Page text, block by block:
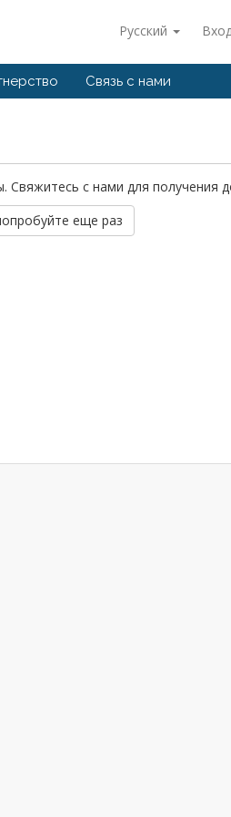
Русский
Связь с нами
Свяжитесь с нами для получения
еще раз